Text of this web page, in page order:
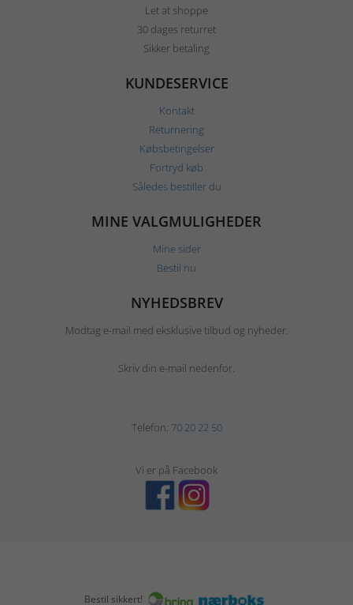
Let at shoppe
30 dages returret
Sikker betaling
KUNDESERVICE
Kontakt
Returnering
Købsbetingelser
Fortryd køb
Således bestiller du
MINE VALGMULIGHEDER
Mine sider
Bestil nu
NYHEDSBREV
Modtag e-mail med eksklusive tilbud og nyheder.
Skriv din e-mail nedenfor.
Telefon: 70 20 22 50
Vi er på Facebook
Bestil sikkert!